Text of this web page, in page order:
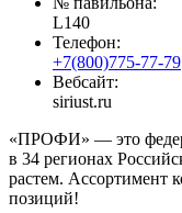
L140
Телефон:
+7(800)775-77-79
Вебсайт:
siriust.ru
«ПРОФИ» — это
в 34 регионах
растем. Ассортимент
позиций!